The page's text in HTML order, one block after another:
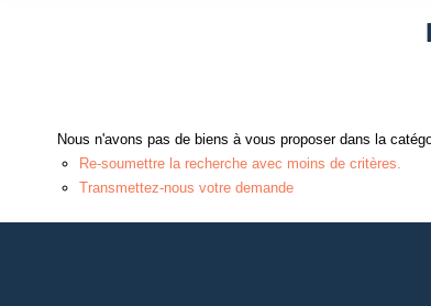
Nous n'avons pas de biens à vous proposer dans la
Re-soumettre la recherche avec moins de critères.
Transmettez-nous votre demande